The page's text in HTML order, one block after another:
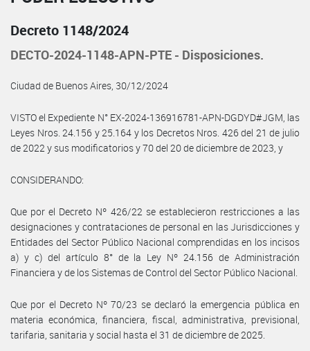
Decreto 1148/2024
DECTO-2024-1148-APN-PTE - Disposiciones.
Ciudad de Buenos Aires, 30/12/2024
VISTO el Expediente N° EX-2024-136916781-APN-DGDYD#JGM, las
Leyes Nros. 24.156 y 25.164 y los Decretos Nros. 426 del 21 de julio
de 2022 y sus modificatorios y 70 del 20 de diciembre de 2023, y
CONSIDERANDO:
Que por el Decreto Nº 426/22 se establecieron restricciones a las
designaciones y contrataciones de personal en las Jurisdicciones y
Entidades del Sector Público Nacional comprendidas en los incisos
a) y c) del artículo 8° de la Ley Nº 24.156 de Administración
Financiera y de los Sistemas de Control del Sector Público Nacional.
Que por el Decreto Nº 70/23 se declaró la emergencia pública en
materia económica, financiera, fiscal, administrativa, previsional,
tarifaria, sanitaria y social hasta el 31 de diciembre de 2025.